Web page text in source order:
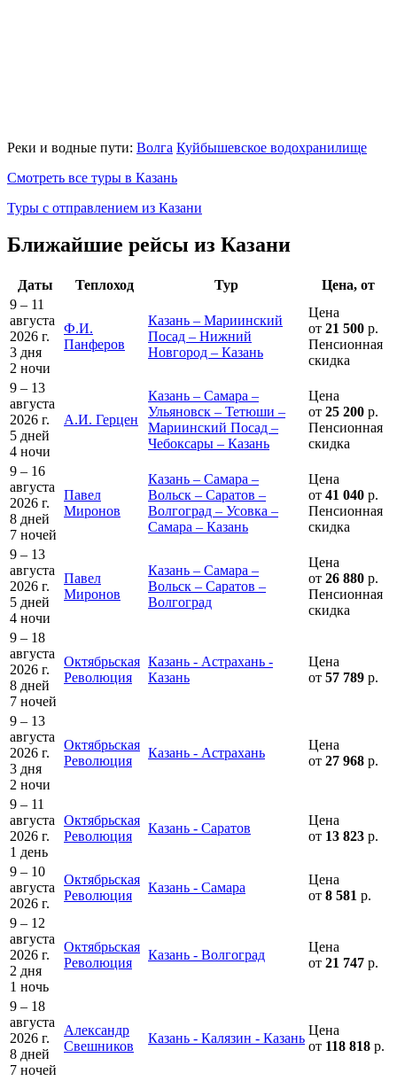
Реки и водные пути: Волга Куйбышевское водохранилище
Смотреть все туры в Казань
Туры с отправлением из Казани
Ближайшие рейсы из Казани
Даты Теплоход Тур
Цена, от
9 – 11
августа
2026 г.
3 дня
2 ночи
Ф.И.
Панферов
Казань – Мариинский
Посад – Нижний
Новгород – Казань
Цена
от 21 500 р.
Пенсионная
скидка
9 – 13
августа
2026 г.
5 дней
4 ночи
А.И. Герцен
Казань – Самара –
Ульяновск – Тетюши –
Мариинский Посад –
Чебоксары – Казань
Цена
от 25 200 р.
Пенсионная
скидка
9 – 16
августа
2026 г.
8 дней
7 ночей
Павел
Миронов
Казань – Самара –
Вольск – Саратов –
Волгоград – Усовка –
Самара – Казань
Цена
от 41 040 р.
Пенсионная
скидка
9 – 13
августа
2026 г.
5 дней
4 ночи
Павел
Миронов
Казань – Самара –
Вольск – Саратов –
Волгоград
Цена
от 26 880 р.
Пенсионная
скидка
9 – 18
августа
2026 г.
8 дней
7 ночей
Октябрьская
Революция
Казань - Астрахань -
Казань
Цена
от 57 789 р.
9 – 13
августа
2026 г.
3 дня
2 ночи
Октябрьская
Революция
Казань - Астрахань
Цена
от 27 968 р.
9 – 11
августа
2026 г.
1 день
Октябрьская
Революция
Казань - Саратов
Цена
от 13 823 р.
9 – 10
августа
2026 г.
Октябрьская
Революция
Казань - Самара
Цена
от 8 581 р.
9 – 12
августа
2026 г.
2 дня
1 ночь
Октябрьская
Революция
Казань - Волгоград
Цена
от 21 747 р.
9 – 18
августа
2026 г.
8 дней
7 ночей
Александр
Свешников
Казань - Калязин - Казань
Цена
от 118 818 р.